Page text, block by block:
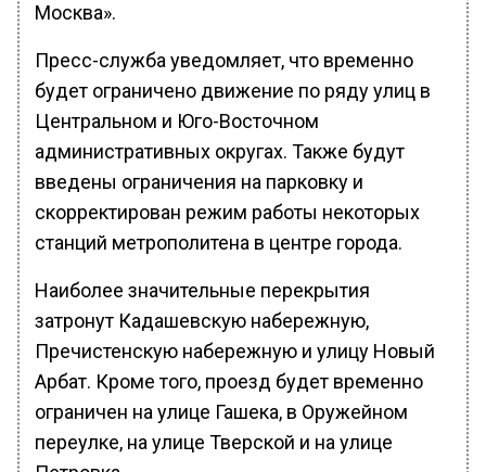
Москва».
Пресс-служба уведомляет, что временно
будет ограничено движение по ряду улиц в
Центральном и Юго-Восточном
административных округах. Также будут
введены ограничения на парковку и
скорректирован режим работы некоторых
станций метрополитена в центре города.
Наиболее значительные перекрытия
затронут Кадашевскую набережную,
Пречистенскую набережную и улицу Новый
Арбат. Кроме того, проезд будет временно
ограничен на улице Гашека, в Оружейном
переулке, на улице Тверской и на улице